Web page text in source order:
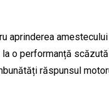
aprinderea
o performanță
răspunsul